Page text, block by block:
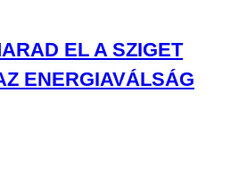
EL A SZIGET
ENERGIAVÁLSÁG